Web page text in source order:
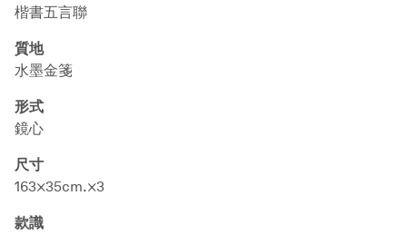
楷書五言聯
質地
水墨金箋
形式
鏡心
尺寸
163×35cm.×3
款識